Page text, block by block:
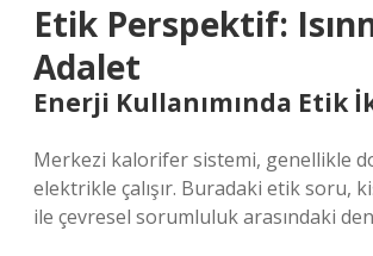
Etik Perspektif:
Adalet
Enerji Kullanımında Etik
Merkezi kalorifer sistemi, genellikle
elektrikle çalışır. Buradaki etik soru,
ile çevresel sorumluluk arasındaki